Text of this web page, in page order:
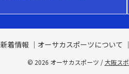
新着情報 オーサカスポーツについて
© 2026 オーサカスポーツ / 大阪ス